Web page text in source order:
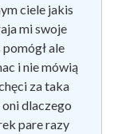
ciele jakis
mi swoje
ale
i nie mówią
za taka
dlaczego
pare razy